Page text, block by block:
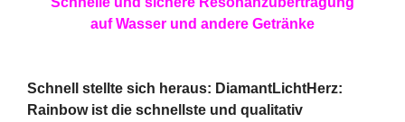
auf Wasser und andere Getränke
Schnell stellte sich heraus: DiamantLichtHerz:
Rainbow ist die schnellste und qualitativ